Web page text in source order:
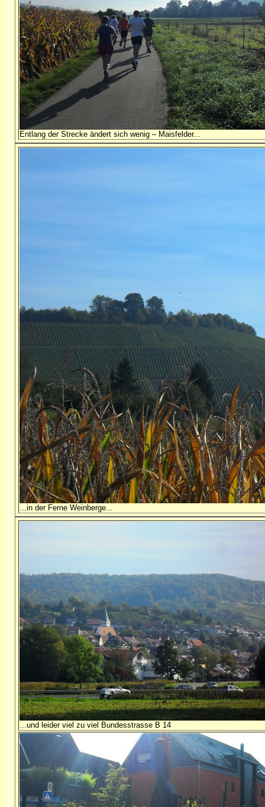
Entlang der Strecke ändert sich wenig – Maisfelder...
...in der Ferne Weinberge...
...und leider viel zu viel Bundesstrasse B 14